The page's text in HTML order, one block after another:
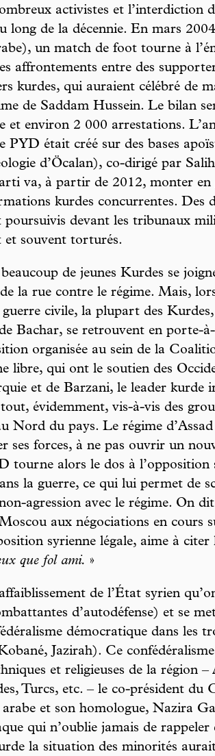
activistes et l’interdiction
long de la décennie. En mars
un match de foot tourne à
affrontements entre des
kurdes, qui auraient célébré de
de Saddam Hussein. Le bilan
et environ 2 000 arrestations.
PYD était créé sur des bases
d’Öcalan), co-dirigé par
va, à partir de 2012, monter en
kurdes concurrentes. Des
devant les tribunaux
et souvent torturés.
de jeunes Kurdes se
la rue contre le régime. Mais,
civile, la plupart des
Bachar, se retrouvent en porte-
organisée au sein de la
libre, qui ont le soutien des
et de Barzani, le leader kurde
évidemment, vis-à-vis des
Nord du pays. Le régime
ses forces, à ne pas ouvrir un
tourne alors le dos à l’opposition
la guerre, ce qui lui permet de
agression avec le régime. On
aux négociations en cours
syrienne légale, aime à
que fol ami. »
de l’État syrien
d’autodéfense) et se
démocratique dans les
Jazirah). Ce
et religieuses de la région –
Turcs, etc. – le co-président du
et son homologue, Nazira
qui n’oublie jamais de rappeler
la situation des minorités